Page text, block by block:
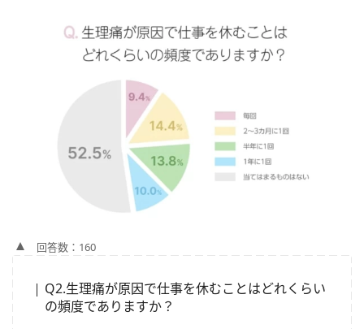
回答数：160
Q2.生理痛が原因で仕事を休むことはどれくらい
の頻度でありますか？